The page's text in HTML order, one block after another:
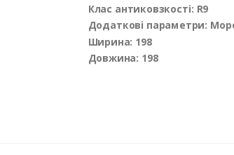
Клас антиковзкості: R9
Додаткові параметри:
Ширина: 198
Довжина: 198